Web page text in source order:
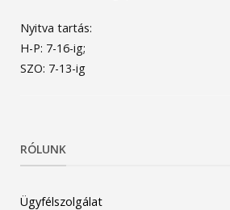
Nyitva tartás:
H-P: 7-16-ig;
SZO: 7-13-ig
RÓLUNK
Ügyfélszolgálat